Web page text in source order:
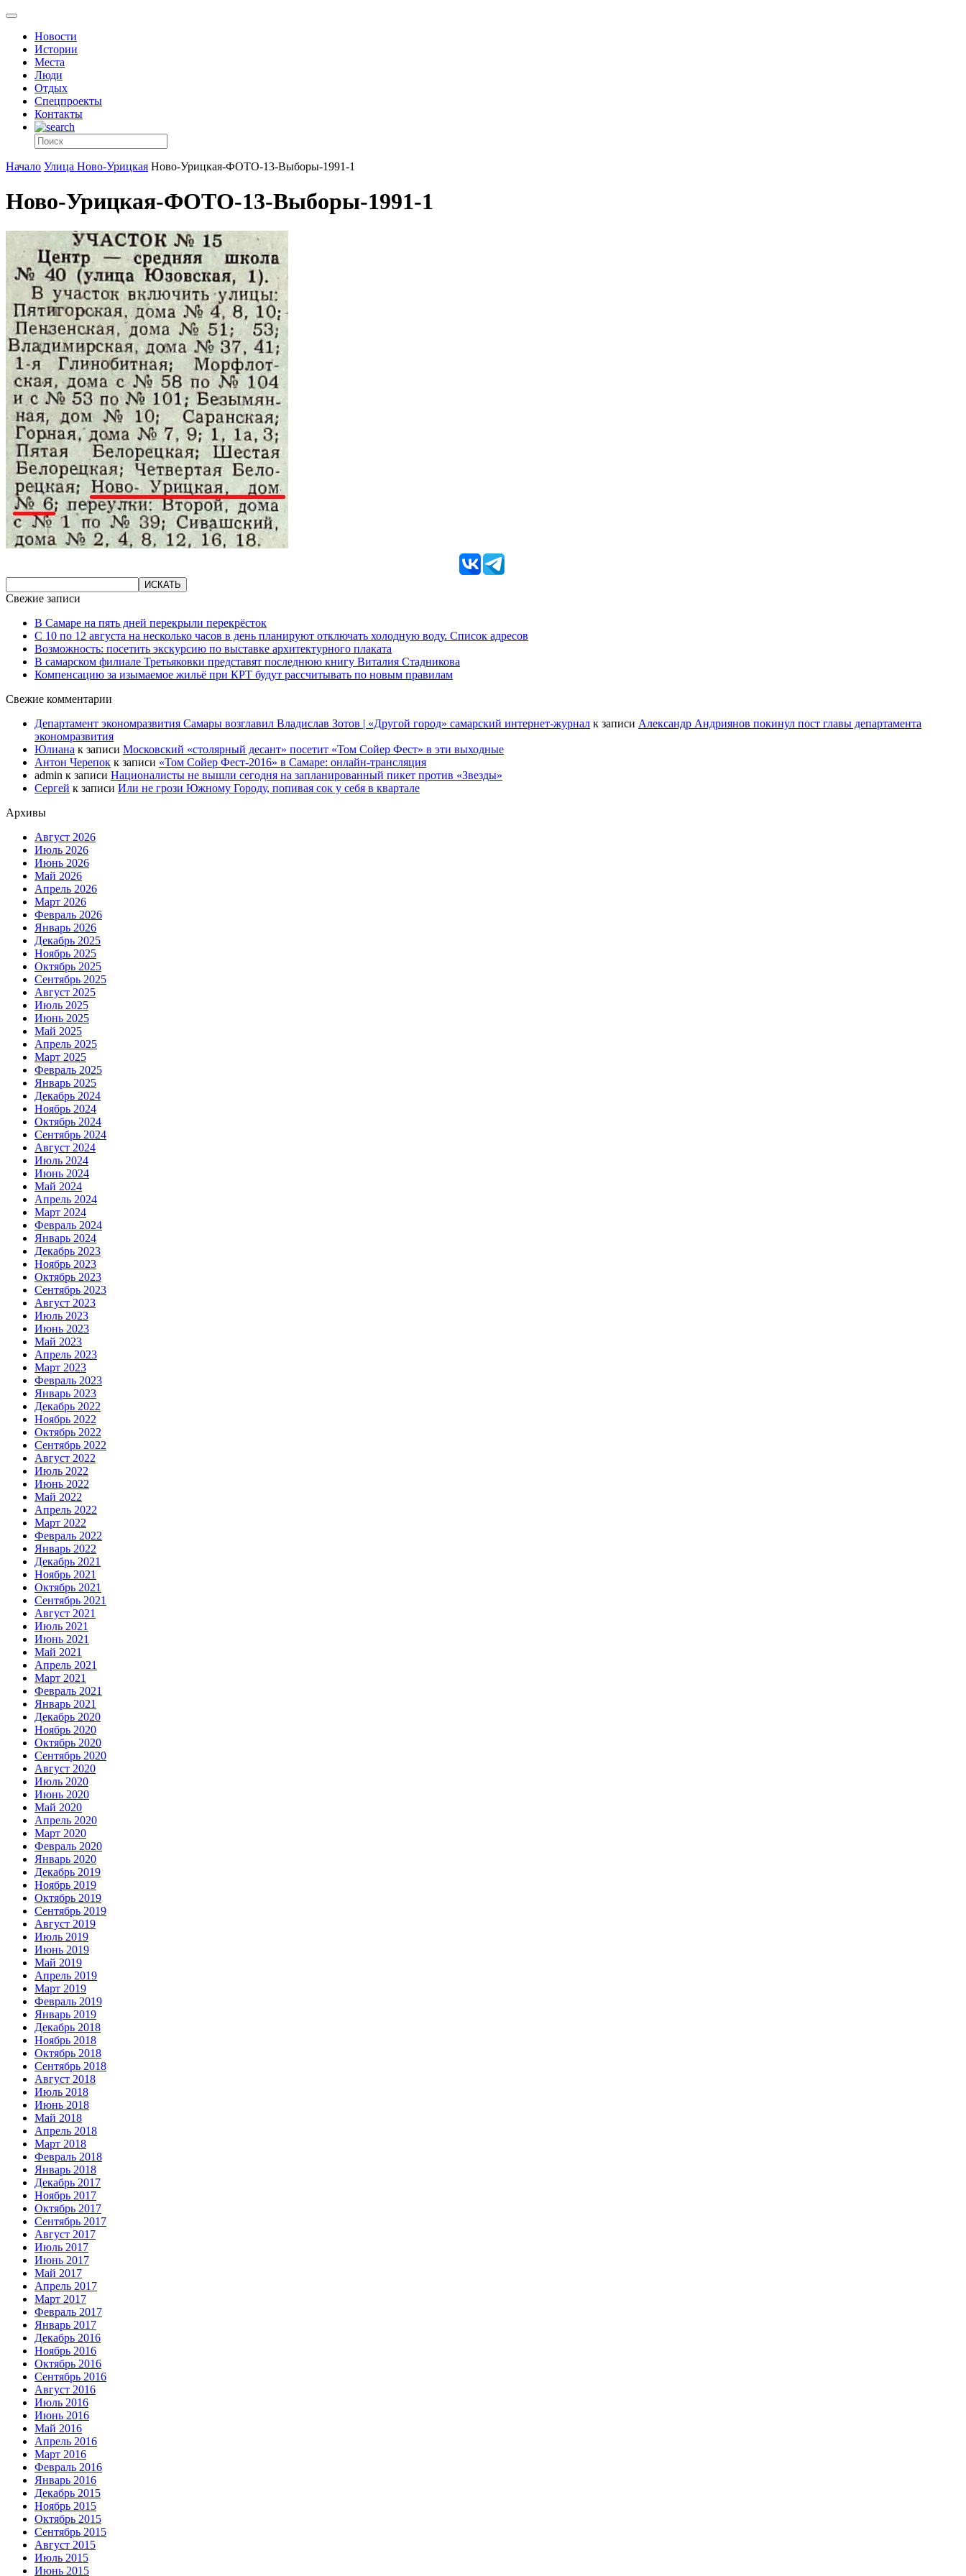
Новости
Истории
Места
Люди
Отдых
Спецпроекты
Контакты
Начало Улица Ново-Урицкая Ново-Урицкая-ФОТО-13-Выборы-1991-1
Ново-Урицкая-ФОТО-13-Выборы-1991-1
Свежие записи
В Самаре на пять дней перекрыли перекрёсток
С 10 по 12 августа на несколько часов в день планируют отключать холодную воду. Список адресов
Возможность: посетить экскурсию по выставке архитектурного плаката
В самарском филиале Третьяковки представят последнюю книгу Виталия Стадникова
Компенсацию за изымаемое жильё при КРТ будут рассчитывать по новым правилам
Свежие комментарии
Департамент экономразвития Самары возглавил Владислав Зотов | «Другой город» самарский интернет-журнал к записи Александр Андриянов покинул пост главы департамента
экономразвития
Юлиана к записи Московский «столярный десант» посетит «Том Сойер Фест» в эти выходные
Антон Черепок к записи «Том Сойер Фест-2016» в Самаре: онлайн-трансляция
admin к записи Националисты не вышли сегодня на запланированный пикет против «Звезды»
Сергей к записи Или не грози Южному Городу, попивая сок у себя в квартале
Архивы
Август 2026
Июль 2026
Июнь 2026
Май 2026
Апрель 2026
Март 2026
Февраль 2026
Январь 2026
Декабрь 2025
Ноябрь 2025
Октябрь 2025
Сентябрь 2025
Август 2025
Июль 2025
Июнь 2025
Май 2025
Апрель 2025
Март 2025
Февраль 2025
Январь 2025
Декабрь 2024
Ноябрь 2024
Октябрь 2024
Сентябрь 2024
Август 2024
Июль 2024
Июнь 2024
Май 2024
Апрель 2024
Март 2024
Февраль 2024
Январь 2024
Декабрь 2023
Ноябрь 2023
Октябрь 2023
Сентябрь 2023
Август 2023
Июль 2023
Июнь 2023
Май 2023
Апрель 2023
Март 2023
Февраль 2023
Январь 2023
Декабрь 2022
Ноябрь 2022
Октябрь 2022
Сентябрь 2022
Август 2022
Июль 2022
Июнь 2022
Май 2022
Апрель 2022
Март 2022
Февраль 2022
Январь 2022
Декабрь 2021
Ноябрь 2021
Октябрь 2021
Сентябрь 2021
Август 2021
Июль 2021
Июнь 2021
Май 2021
Апрель 2021
Март 2021
Февраль 2021
Январь 2021
Декабрь 2020
Ноябрь 2020
Октябрь 2020
Сентябрь 2020
Август 2020
Июль 2020
Июнь 2020
Май 2020
Апрель 2020
Март 2020
Февраль 2020
Январь 2020
Декабрь 2019
Ноябрь 2019
Октябрь 2019
Сентябрь 2019
Август 2019
Июль 2019
Июнь 2019
Май 2019
Апрель 2019
Март 2019
Февраль 2019
Январь 2019
Декабрь 2018
Ноябрь 2018
Октябрь 2018
Сентябрь 2018
Август 2018
Июль 2018
Июнь 2018
Май 2018
Апрель 2018
Март 2018
Февраль 2018
Январь 2018
Декабрь 2017
Ноябрь 2017
Октябрь 2017
Сентябрь 2017
Август 2017
Июль 2017
Июнь 2017
Май 2017
Апрель 2017
Март 2017
Февраль 2017
Январь 2017
Декабрь 2016
Ноябрь 2016
Октябрь 2016
Сентябрь 2016
Август 2016
Июль 2016
Июнь 2016
Май 2016
Апрель 2016
Март 2016
Февраль 2016
Январь 2016
Декабрь 2015
Ноябрь 2015
Октябрь 2015
Сентябрь 2015
Август 2015
Июль 2015
Июнь 2015